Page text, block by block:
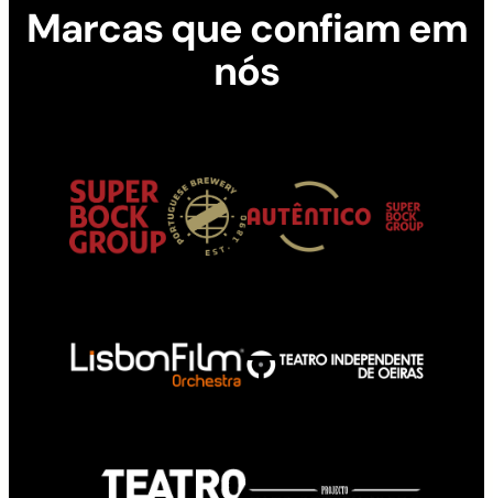
Marcas que confiam em
nós